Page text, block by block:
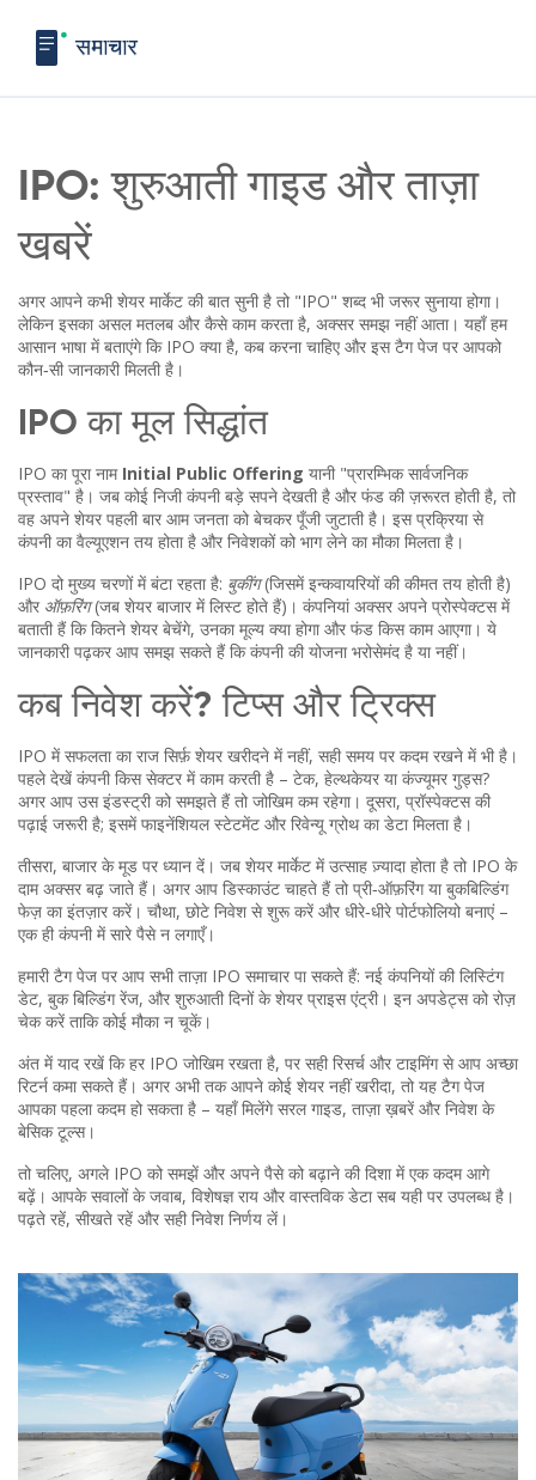
IPO: शुरुआती गाइड और ताज़ा
खबरें
अगर आपने कभी शेयर मार्केट की बात सुनी है तो "IPO" शब्द भी जरूर सुनाया होगा।
लेकिन इसका असल मतलब और कैसे काम करता है, अक्सर समझ नहीं आता। यहाँ हम
आसान भाषा में बताएंगे कि IPO क्या है, कब करना चाहिए और इस टैग पेज पर आपको
कौन‑सी जानकारी मिलती है।
IPO का मूल सिद्धांत
IPO का पूरा नाम Initial Public Offering यानी "प्रारम्भिक सार्वजनिक
प्रस्ताव" है। जब कोई निजी कंपनी बड़े सपने देखती है और फंड की ज़रूरत होती है, तो
वह अपने शेयर पहली बार आम जनता को बेचकर पूँजी जुटाती है। इस प्रक्रिया से
कंपनी का वैल्यूएशन तय होता है और निवेशकों को भाग लेने का मौका मिलता है।
IPO दो मुख्य चरणों में बंटा रहता है: बुकींग(जिसमें इन्कवायरियों की कीमत तय होती है)
और ऑफ़रिंग(जब शेयर बाजार में लिस्ट होते हैं)। कंपनियां अक्सर अपने प्रोस्पेक्टस में
बताती हैं कि कितने शेयर बेचेंगे, उनका मूल्य क्या होगा और फंड किस काम आएगा। ये
जानकारी पढ़कर आप समझ सकते हैं कि कंपनी की योजना भरोसेमंद है या नहीं।
कब निवेश करें? टिप्स और ट्रिक्स
IPO में सफलता का राज सिर्फ़ शेयर खरीदने में नहीं, सही समय पर कदम रखने में भी है।
पहले देखें कंपनी किस सेक्टर में काम करती है – टेक, हेल्थकेयर या कंज्यूमर गुड्स?
अगर आप उस इंडस्ट्री को समझते हैं तो जोखिम कम रहेगा। दूसरा, प्रॉस्पेक्टस की
पढ़ाई जरूरी है; इसमें फाइनेंशियल स्टेटमेंट और रिवेन्यू ग्रोथ का डेटा मिलता है।
तीसरा, बाजार के मूड पर ध्यान दें। जब शेयर मार्केट में उत्साह ज़्यादा होता है तो IPO के
दाम अक्सर बढ़ जाते हैं। अगर आप डिस्काउंट चाहते हैं तो प्री‑ऑफ़रिंग या बुकबिल्डिंग
फेज़ का इंतज़ार करें। चौथा, छोटे निवेश से शुरू करें और धीरे‑धीरे पोर्टफोलियो बनाएं –
एक ही कंपनी में सारे पैसे न लगाएँ।
हमारी टैग पेज पर आप सभी ताज़ा IPO समाचार पा सकते हैं: नई कंपनियों की लिस्टिंग
डेट, बुक बिल्डिंग रेंज, और शुरुआती दिनों के शेयर प्राइस एंट्री। इन अपडेट्स को रोज़
चेक करें ताकि कोई मौका न चूकें।
अंत में याद रखें कि हर IPO जोखिम रखता है, पर सही रिसर्च और टाइमिंग से आप अच्छा
रिटर्न कमा सकते हैं। अगर अभी तक आपने कोई शेयर नहीं खरीदा, तो यह टैग पेज
आपका पहला कदम हो सकता है – यहाँ मिलेंगे सरल गाइड, ताज़ा ख़बरें और निवेश के
बेसिक टूल्स।
तो चलिए, अगले IPO को समझें और अपने पैसे को बढ़ाने की दिशा में एक कदम आगे
बढ़ें। आपके सवालों के जवाब, विशेषज्ञ राय और वास्तविक डेटा सब यही पर उपलब्ध है।
पढ़ते रहें, सीखते रहें और सही निवेश निर्णय लें।